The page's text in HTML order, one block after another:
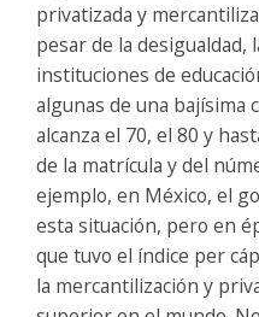
privatizada y
pesar de la desigualdad,
instituciones de
algunas de una bajísima
alcanza el 70, el 80 y
de la matrícula y del
ejemplo, en México, el
esta situación, pero en
que tuvo el índice per
la mercantilización y